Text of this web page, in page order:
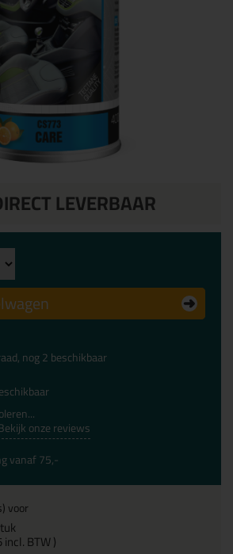
LEVERBAAR
voor
incl. BTW )
nog 2 beschikbaar
onze reviews
vanaf 75,-